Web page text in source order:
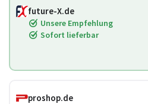
future-X.de
Unsere Empfehlung
Sofort lieferbar
proshop.de